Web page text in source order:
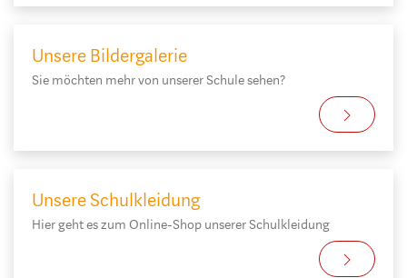
Unsere Bildergalerie
Sie möchten mehr von unserer Schule sehen?
Unsere Schulkleidung
Hier geht es zum Online-Shop unserer Schulkleidung